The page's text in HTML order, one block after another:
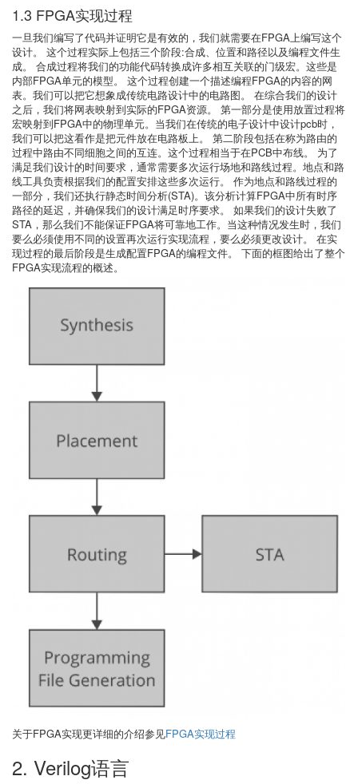
1.3 FPGA实现过程
一旦我们编写了代码并证明它是有效的，我们就需要在FPGA上编写这个
设计。 这个过程实际上包括三个阶段:合成、位置和路径以及编程文件生
成。 合成过程将我们的功能代码转换成许多相互关联的门级宏。这些是
内部FPGA单元的模型。 这个过程创建一个描述编程FPGA的内容的网
表。我们可以把它想象成传统电路设计中的电路图。 在综合我们的设计
之后，我们将网表映射到实际的FPGA资源。 第一部分是使用放置过程将
宏映射到FPGA中的物理单元。当我们在传统的电子设计中设计pcb时，
我们可以把这看作是把元件放在电路板上。 第二阶段包括在称为路由的
过程中路由不同细胞之间的互连。这个过程相当于在PCB中布线。 为了
满足我们设计的时间要求，通常需要多次运行场地和路线过程。地点和路
线工具负责根据我们的配置安排这些多次运行。 作为地点和路线过程的
一部分，我们还执行静态时间分析(STA)。该分析计算FPGA中所有时序
路径的延迟，并确保我们的设计满足时序要求。 如果我们的设计失败了
STA，那么我们不能保证FPGA将可靠地工作。当这种情况发生时，我们
要么必须使用不同的设置再次运行实现流程，要么必须更改设计。 在实
现过程的最后阶段是生成配置FPGA的编程文件。 下面的框图给出了整个
FPGA实现流程的概述。
关于FPGA实现更详细的介绍参见FPGA实现过程
2. Verilog语言